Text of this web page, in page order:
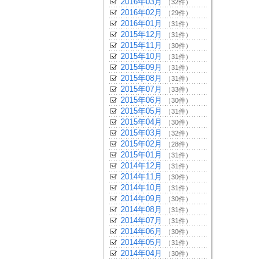
（32件）
2016年02月 （29件）
2016年01月 （31件）
2015年12月 （31件）
2015年11月 （30件）
2015年10月 （31件）
2015年09月 （31件）
2015年08月 （31件）
2015年07月 （33件）
2015年06月 （30件）
2015年05月 （31件）
2015年04月 （30件）
2015年03月 （32件）
2015年02月 （28件）
2015年01月 （31件）
2014年12月 （31件）
2014年11月 （30件）
2014年10月 （31件）
2014年09月 （30件）
2014年08月 （31件）
2014年07月 （31件）
2014年06月 （30件）
2014年05月 （31件）
2014年04月 （30件）